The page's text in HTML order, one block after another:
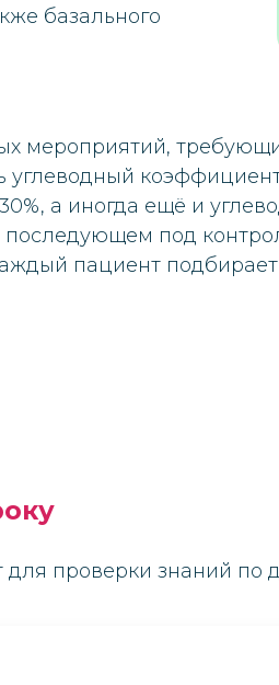
базального
мероприятий,
углеводный
а иногда ещё и
под
пациент
проверки знаний по